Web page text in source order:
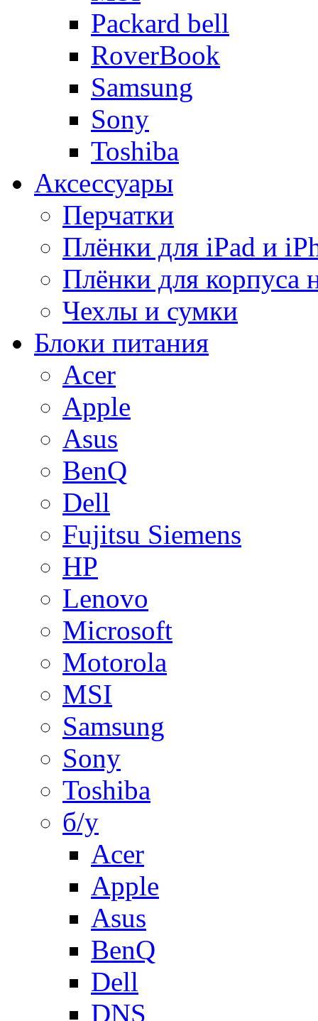
Packard bell
RoverBook
Samsung
Sony
Toshiba
Аксессуары
Перчатки
Плёнки для iPad и
Плёнки для корпуса
Чехлы и сумки
Блоки питания
Acer
Apple
Asus
BenQ
Dell
Fujitsu Siemens
HP
Lenovo
Microsoft
Motorola
MSI
Samsung
Sony
Toshiba
б/у
Acer
Apple
Asus
BenQ
Dell
DNS